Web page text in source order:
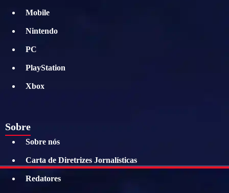
Mobile
Nintendo
PC
PlayStation
Xbox
Sobre
Sobre nós
Carta de Diretrizes Jornalísticas
Redatores